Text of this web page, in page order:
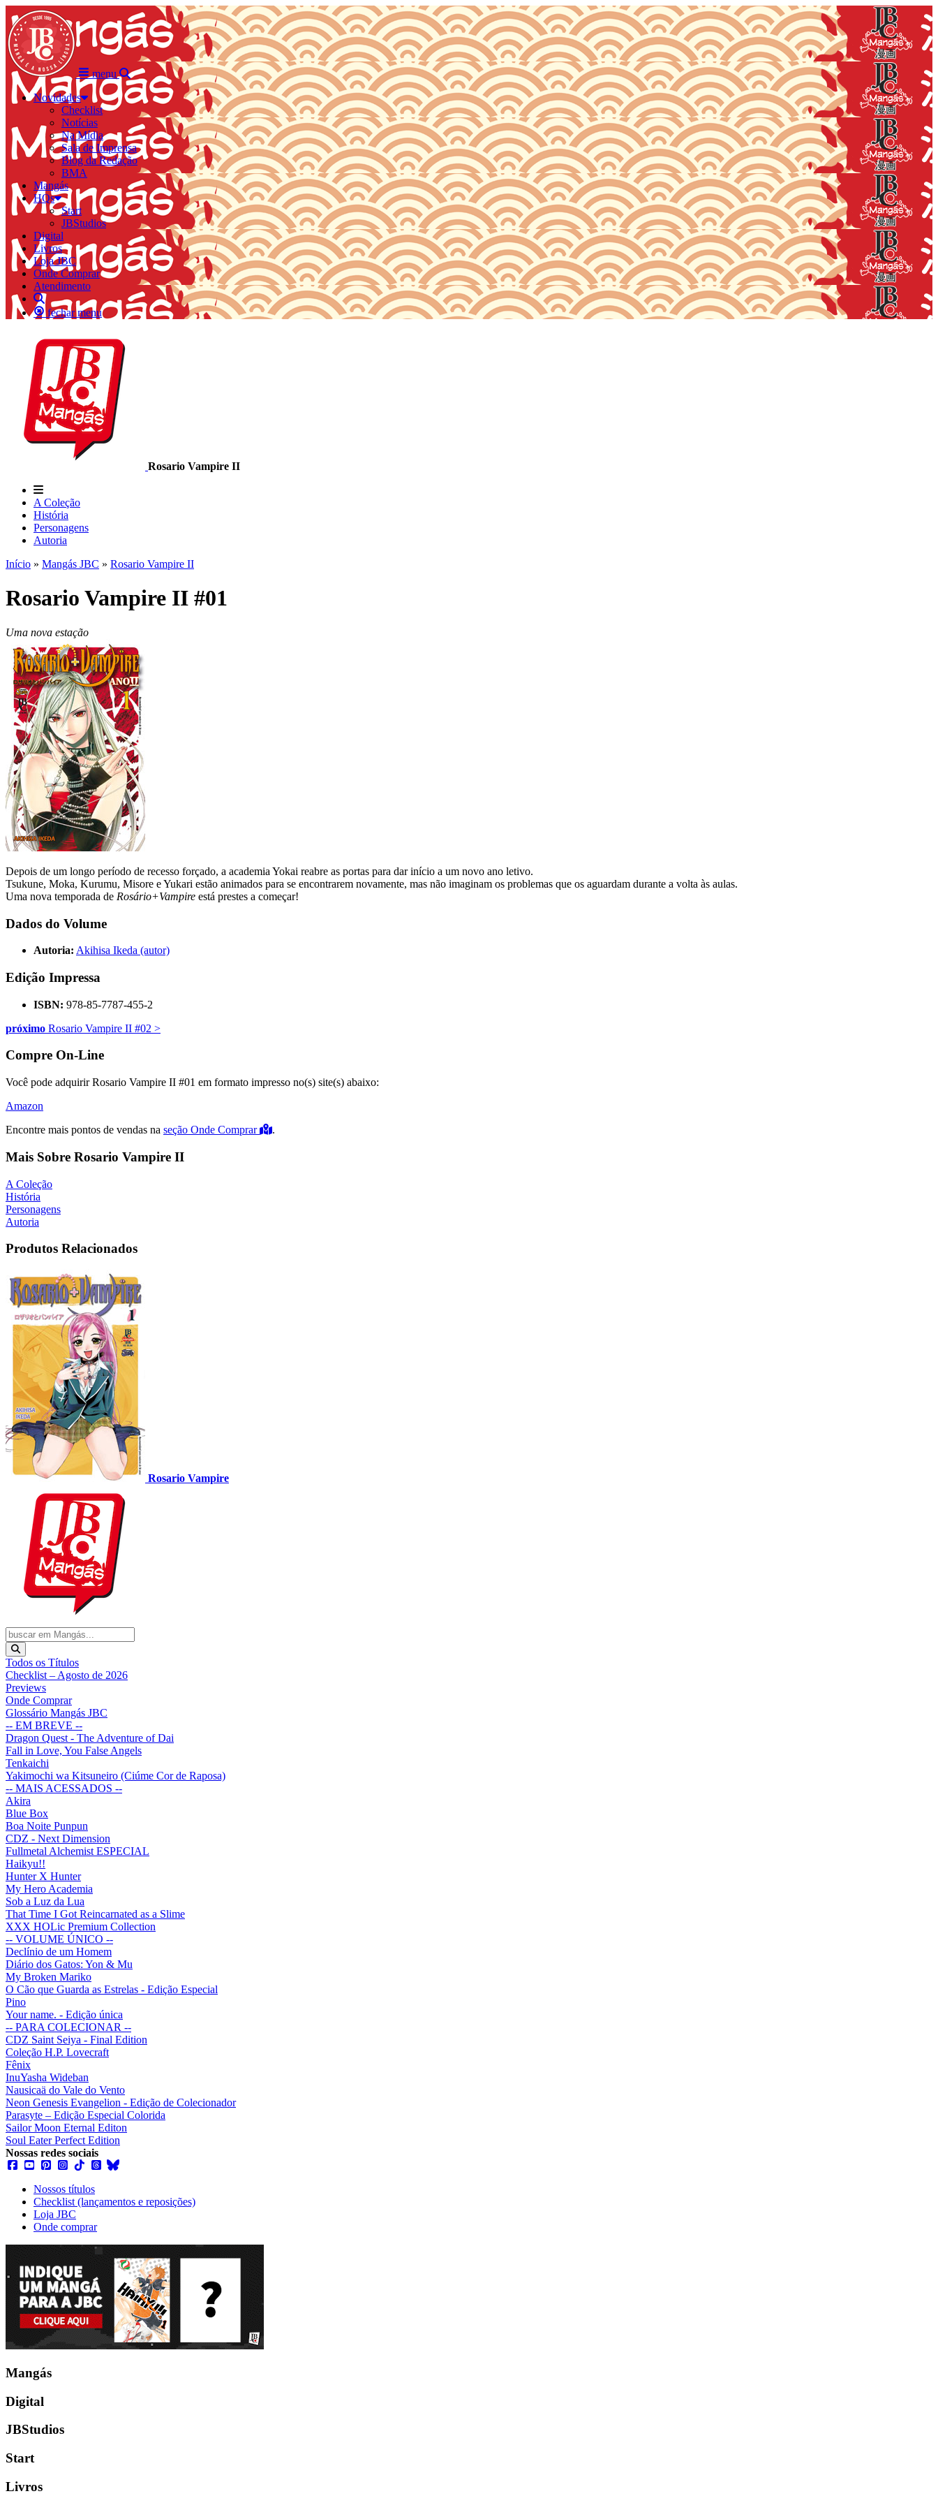
menu
Novidades
Checklist
Notícias
Na Mídia
Sala de Imprensa
Blog da Redação
BMA
Mangás
HQs
Start
JBStudios
Digital
Livros
Loja JBC
Onde Comprar
Atendimento
fechar menu
Rosario Vampire II
A Coleção
História
Personagens
Autoria
Início » Mangás JBC » Rosario Vampire II
Rosario Vampire II #01
Uma nova estação
Depois de um longo período de recesso forçado, a academia Yokai reabre as portas para dar início a um novo ano letivo.
Tsukune, Moka, Kurumu, Misore e Yukari estão animados para se encontrarem novamente, mas não imaginam os problemas que os aguardam durante a volta às aulas.
Uma nova temporada de Rosário+Vampire está prestes a começar!
Dados do Volume
Autoria: Akihisa Ikeda (autor)
Edição Impressa
ISBN: 978-85-7787-455-2
próximo Rosario Vampire II #02 >
Compre On-Line
Você pode adquirir Rosario Vampire II #01 em formato impresso no(s) site(s) abaixo:
Amazon
Encontre mais pontos de vendas na seção Onde Comprar .
Mais Sobre Rosario Vampire II
A Coleção
História
Personagens
Autoria
Produtos Relacionados
Rosario Vampire
Todos os Títulos
Checklist – Agosto de 2026
Previews
Onde Comprar
Glossário Mangás JBC
-- EM BREVE --
Dragon Quest - The Adventure of Dai
Fall in Love, You False Angels
Tenkaichi
Yakimochi wa Kitsuneiro (Ciúme Cor de Raposa)
-- MAIS ACESSADOS --
Akira
Blue Box
Boa Noite Punpun
CDZ - Next Dimension
Fullmetal Alchemist ESPECIAL
Haikyu!!
Hunter X Hunter
My Hero Academia
Sob a Luz da Lua
That Time I Got Reincarnated as a Slime
XXX HOLic Premium Collection
-- VOLUME ÚNICO --
Declínio de um Homem
Diário dos Gatos: Yon & Mu
My Broken Mariko
O Cão que Guarda as Estrelas - Edição Especial
Pino
Your name. - Edição única
-- PARA COLECIONAR --
CDZ Saint Seiya - Final Edition
Coleção H.P. Lovecraft
Fênix
InuYasha Wideban
Nausicaä do Vale do Vento
Neon Genesis Evangelion - Edição de Colecionador
Parasyte – Edição Especial Colorida
Sailor Moon Eternal Editon
Soul Eater Perfect Edition
Nossas redes sociais
Nossos títulos
Checklist (lançamentos e reposições)
Loja JBC
Onde comprar
Mangás
Digital
JBStudios
Start
Livros